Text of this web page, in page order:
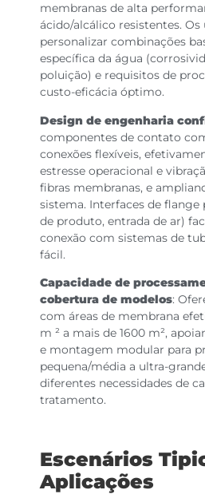
membranas de alta
ácido/alcálico resistentes.
personalizar combinações
específica da água
poluição) e requisitos de
custo-eficácia óptimo.
Design de engenharia
componentes de contato
conexões flexíveis,
estresse operacional e
fibras membranas, e
sistema. Interfaces de flange
de produto, entrada de ar)
conexão com sistemas de
fácil.
Capacidade de
cobertura de modelos:
com áreas de membrana
m ² a mais de 1600 m²,
e montagem modular para
pequena/média a ultra-
diferentes necessidades de
tratamento.
Escenários
Aplicações